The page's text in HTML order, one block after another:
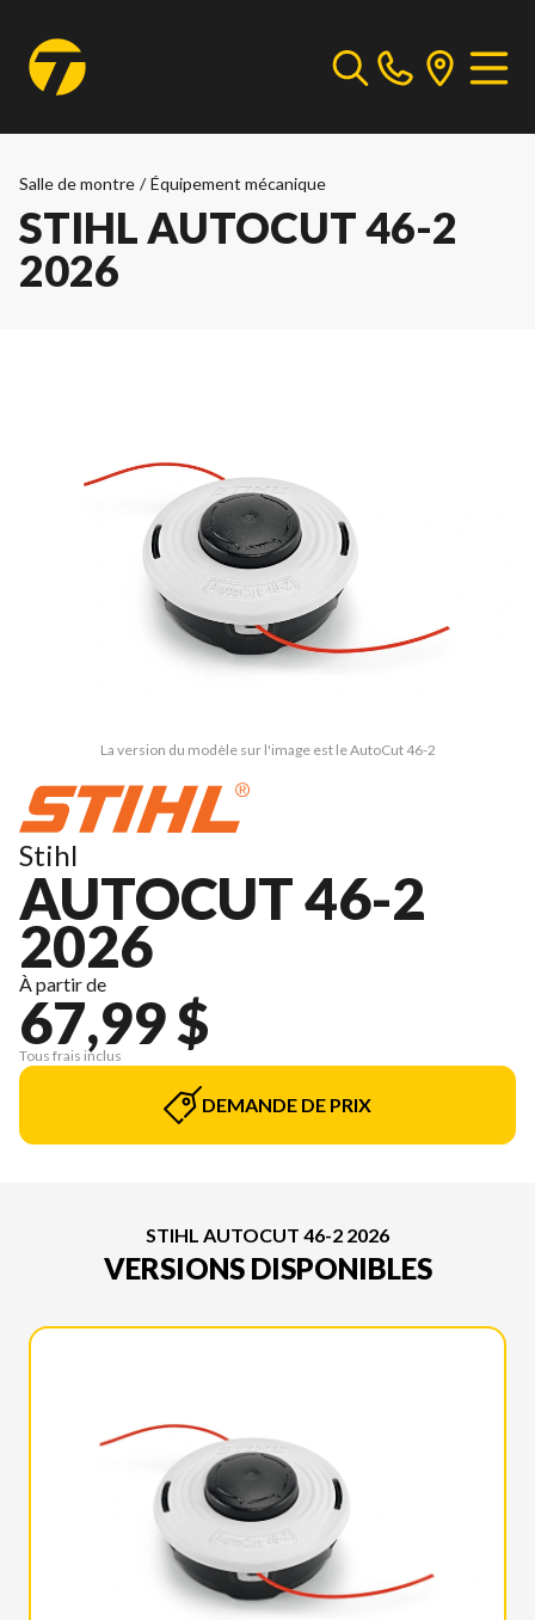
Salle de montre / Équipement mécanique
STIHL AUTOCUT 46-2
2026
La version du modèle sur l'image est le AutoCut 46-2
Stihl
AUTOCUT 46-2
2026
À partir de
67,99 $
Tous frais inclus
DEMANDE DE PRIX
STIHL AUTOCUT 46-2 2026
VERSIONS DISPONIBLES